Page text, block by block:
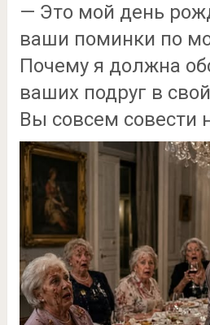
— Это мой день
ваши поминки по
Почему я должна
ваших подруг в
Вы совсем совести